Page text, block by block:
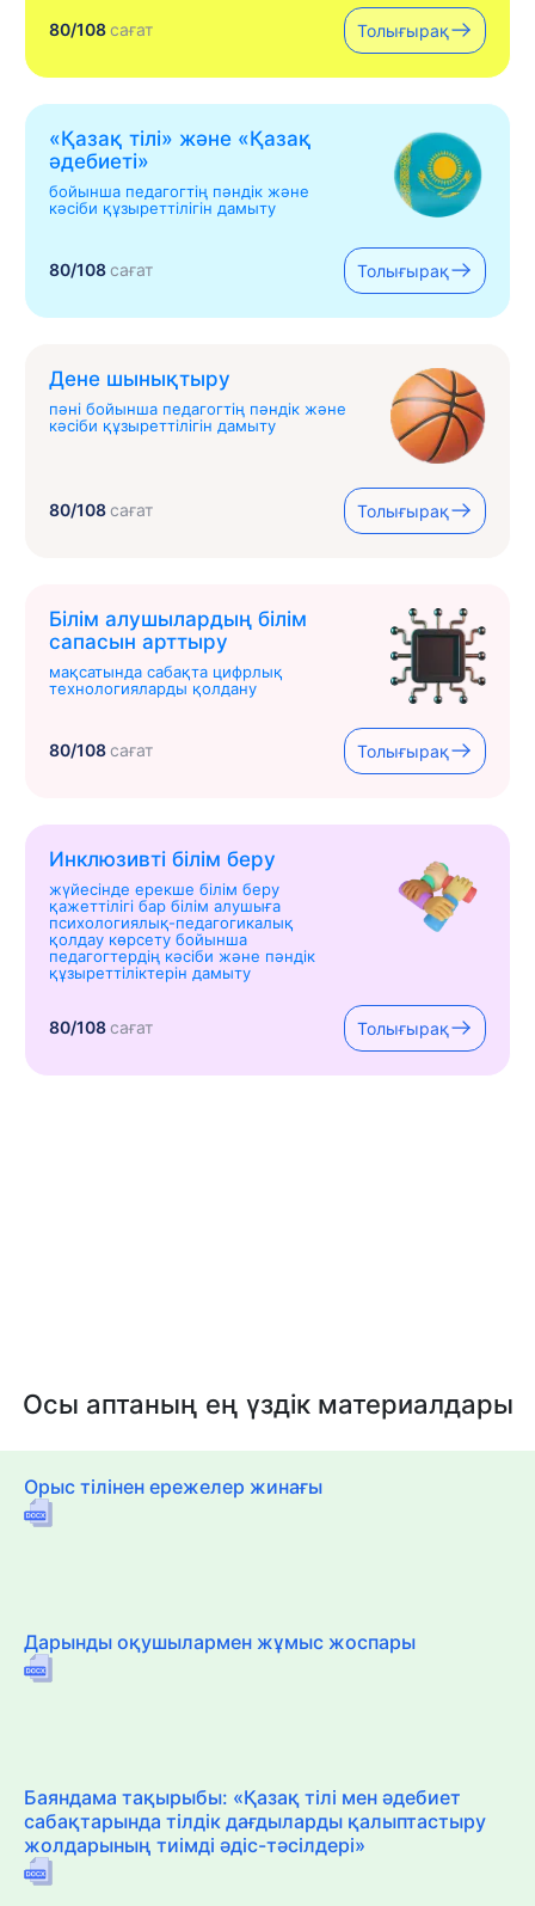
80/108сағат Толығырақ
«Қазақ тілі» жəне «Қазақ
əдебиеті»
бойынша педагогтің пәндік және
кәсіби құзыреттілігін дамыту
80/108сағат Толығырақ
Дене шынықтыру
пәні бойынша педагогтің пәндік және
кәсіби құзыреттілігін дамыту
80/108сағат Толығырақ
Білім алушылардың білім
сапасын арттыру
мақсатында сабақта цифрлық
технологияларды қолдану
80/108сағат Толығырақ
Инклюзивті білім беру
жүйесінде ерекше білім беру
қажеттілігі бар білім алушыға
психологиялық-педагогикалық
қолдау көрсету бойынша
педагогтердің кәсіби және пәндік
құзыреттіліктерін дамыту
80/108сағат Толығырақ
Осы аптаның ең үздік материалдары
Орыс тілінен ережелер жинағы
Дарынды оқушылармен жұмыс жоспары
Баяндама тақырыбы: «Қазақ тілі мен әдебиет
сабақтарында тілдік дағдыларды қалыптастыру
жолдарының тиімді әдіс-тәсілдері»